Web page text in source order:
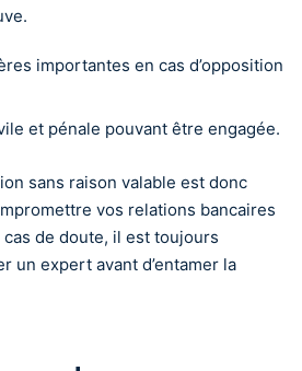
importantes en cas d’opposition
et pénale pouvant être engagée.
sans raison valable est donc
vos relations bancaires
de doute, il est toujours
un expert avant d’entamer la